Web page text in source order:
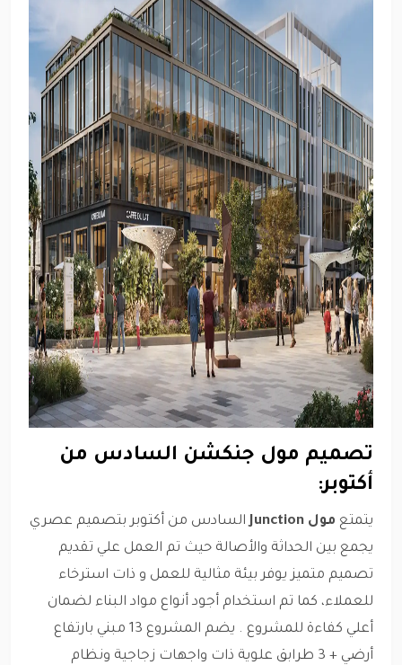
تصميم مول جنكشن السادس من
أكتوبر:
يتمتع مول Junction
السادس من أكتوبر بتصميم عصري
يجمع بين الحداثة والأصالة حيث تم العمل علي تقديم
تصميم متميز يوفر بيئة مثالية للعمل و ذات استرخاء
للعملاء، كما تم استخدام أجود أنواع مواد البناء لضمان
أعلي كفاءة للمشروع . يضم المشروع 13 مبني بارتفاع
أرضي + 3 طرابق علوية ذات واجهات زجاجية ونظام